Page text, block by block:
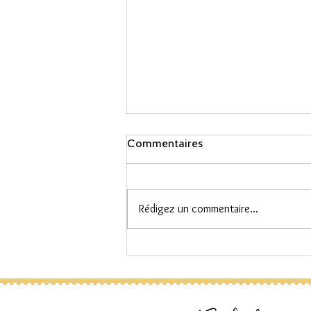
Commentaires
Rédigez un commentaire...